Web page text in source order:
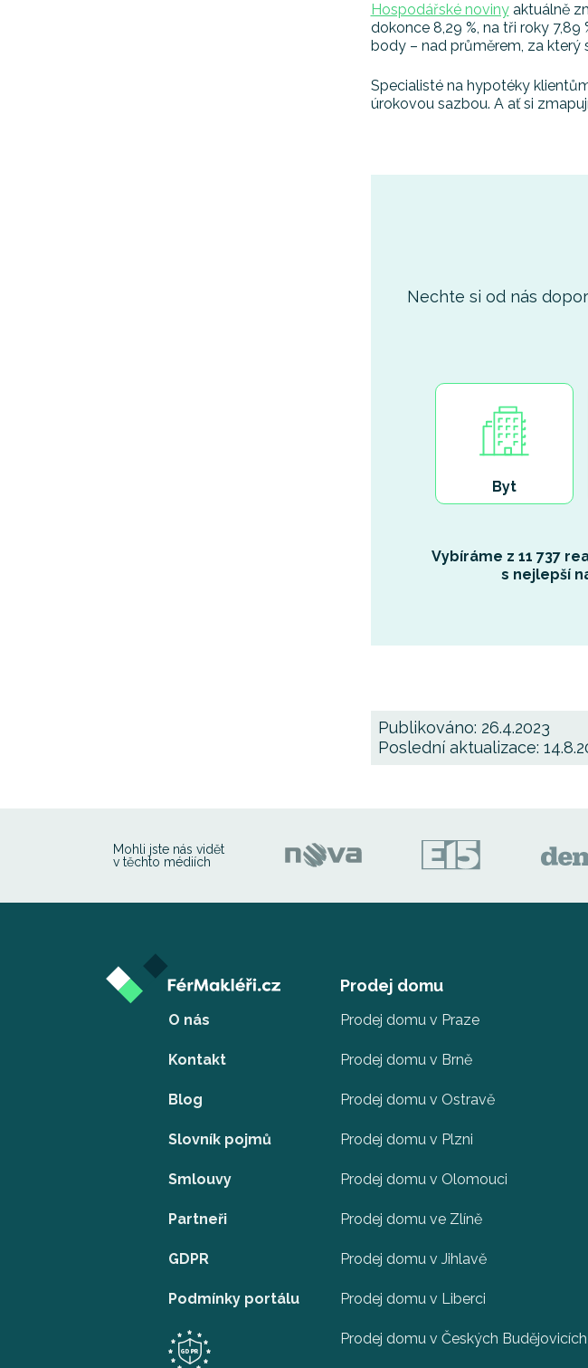
Hospodářské novinyaktuálně
dokonce 8,29 %, na tři roky
body – nad průměrem, za který
Specialisté na hypotéky
úrokovou sazbou. A ať si
Nechte si od nás
Byt
Vybíráme z11 737
s nejlepší
Publikováno: 26.4.2023
Poslední aktualizace:
Mohli jste nás vidět
v těchto médiích
O nás
Kontakt
Blog
Slovník pojmů
Smlouvy
Partneři
GDPR
Podmínky portálu
Prodej domu
Prodej domu v Praze
Prodej domu v Brně
Prodej domu v Ostravě
Prodej domu v Plzni
Prodej domu v Olomouci
Prodej domu ve Zlíně
Prodej domu v Jihlavě
Prodej domu v Liberci
Prodej domu v Českých Budějovicích